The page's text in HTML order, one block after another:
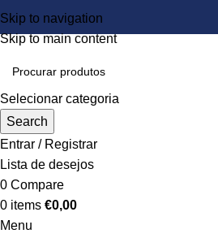
Skip to navigation
Skip to main content
Selecionar categoria
Search
Entrar / Registrar
Lista de desejos
0 Compare
0 items €0,00
Menu